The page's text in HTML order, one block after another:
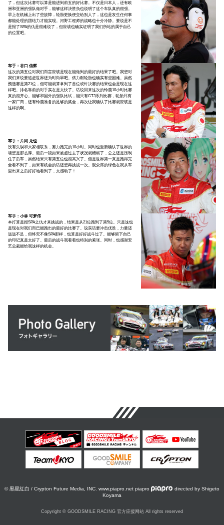
了，但这次比赛可以算是能进到前五的好比赛。不仅是日本人，还有欧
洲和亚洲的强队做对手，能够这样决胜负也说明了这个车队真的很强。
早上在机械上出了些故障，轮胎更换便交给别人了，这也是发生任何事
都能处理的团结力才能实现。河野工程师的战略也十分冷静。要说是不
是报了SPA的仇是很难说了，但应该也确实证明了我们所站的属于自己
的位置吧。
车手：谷口 信辉
这次的第五位对我们而言应该是现在能做到的最好的结果了吧。我想对
我们来说要追赶世界还为时尚早吧。倍力耐轮胎也确实有些困难。虽然
预选赛是第21位，但可能就算拿到了首位或许决赛的结果也会是现在这
样吧。排名靠前的对手实在是太快了。话说回来这次的铃鹿10小时比赛
真的很开心。能够和国外的强队比试，能只有GT3系列比赛，轮胎只有
一家厂商，还有铃鹿准备的足够的奖金，再次让我确认了比赛就应该是
这样的啊。
车手：片冈 龙也
没有失误和大家相联系，努力跑完的10小时。同时也重新确认了世界的
墙壁是那么厚。最后一段如果被超过去了状况就糟糕了，总之还是压制
住了后车，虽然结果只有第五位也很高兴了。但是世界第一真是跑得完
全看不到了，如果有机会的话还想再挑战一次。观众席的绿色在我从车
里出来之后好好地看到了，太感动了！
车手：小林 可梦伟
本打算是报SPA之仇才来挑战的，结果是从21位跑到了第5位。只是这也
是现在对我们而已能跑出的最好的比赛了。说实话要冲击优胜，力量还
远远不足，但终究不像SPA那样，也算是好好战斗过了。能够留下自己
的印记真是太好了。最后的战斗我看着也特别的紧张。同时，也感谢安
艺总裁能给我这样的机会。
© 黒星紅白 / Crypton Future Media, INC. www.piapro.net piapro
directed by Shigeto
Koyama
Copyright © GOODSMILE RACING 官方应援网站 All rights reserved